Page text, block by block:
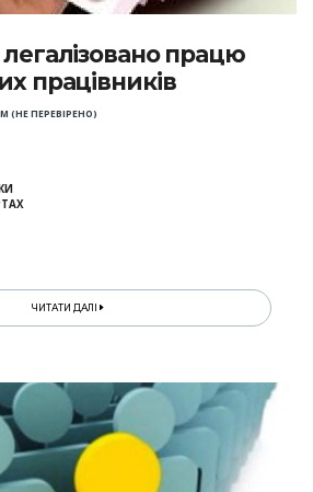
працю
працівників
(НЕ ПЕРЕВІРЕНО)
ЧИТАТИ ДАЛІ